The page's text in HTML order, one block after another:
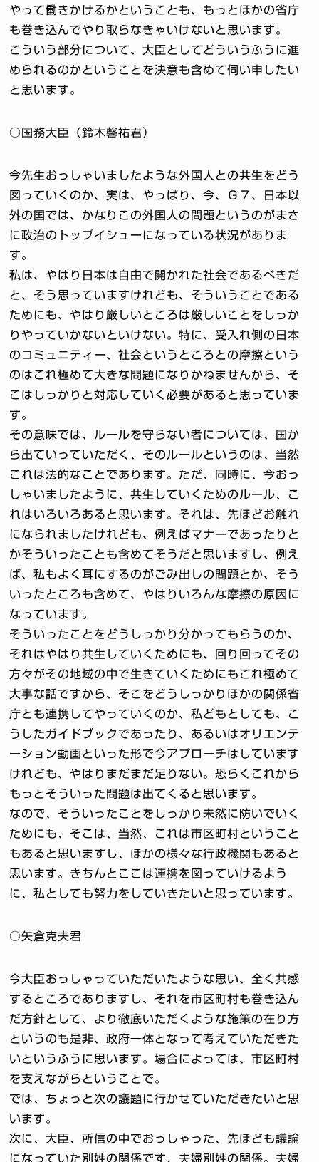
やって働きかけるかということも、もっとほかの省庁
も巻き込んでやり取らなきゃいけないと思います。
こういう部分について、大臣としてどういうふうに進
められるのかということを決意も含めて伺い申したい
と思います。
○国務大臣（鈴木馨祐君）
今先生おっしゃいましたような外国人との共生をどう
図っていくのか、実は、やっぱり、今、Ｇ７、日本以
外の国では、かなりこの外国人の問題というのがまさ
に政治のトップイシューになっている状況がありま
す。
私は、やはり日本は自由で開かれた社会であるべきだ
と、そう思っていますけれども、そういうことである
ためにも、やはり厳しいところは厳しいことをしっか
りやっていかないといけない。特に、受入れ側の日本
のコミュニティー、社会というところとの摩擦という
のはこれ極めて大きな問題になりかねませんから、そ
こはしっかりと対応していく必要があると思っていま
す。
その意味では、ルールを守らない者については、国か
ら出ていっていただく、そのルールというのは、当然
これは法的なことであります。ただ、同時に、今おっ
しゃいましたように、共生していくためのルール、こ
れはいろいろあると思います。それは、先ほどお触れ
になられましたけれども、例えばマナーであったりと
かそういったことも含めてそうだと思いますし、例え
ば、私もよく耳にするのがごみ出しの問題とか、そう
いったところも含めて、やはりいろんな摩擦の原因に
なっています。
そういったことをどうしっかり分かってもらうのか、
それはやはり共生していくためにも、回り回ってその
方々がその地域の中で生きていくためにもこれ極めて
大事な話ですから、そこをどうしっかりほかの関係省
庁とも連携してやっていくのか、私どもとしても、こ
うしたガイドブックであったり、あるいはオリエンテ
ーション動画といった形で今アプローチはしています
けれども、やはりまだまだ足りない。恐らくこれから
もっとそういった問題は出てくると思います。
なので、そういったことをしっかり未然に防いでいく
ためにも、そこは、当然、これは市区町村ということ
もあると思いますし、ほかの様々な行政機関もあると
思います。きちんとここは連携を図っていけるよう
に、私としても努力をしていきたいと思っています。
○矢倉克夫君
今大臣おっしゃっていただいたような思い、全く共感
するところでありますし、それを市区町村も巻き込ん
だ方針として、より徹底いただくような施策の在り方
というのも是非、政府一体となって考えていただきた
いというふうに思います。場合によっては、市区町村
を支えながらということで。
では、ちょっと次の議題に行かせていただきたいと思
います。
次に、大臣、所信の中でおっしゃった、先ほども議論
になっていた別姓の関係です、夫婦別姓の関係。夫婦